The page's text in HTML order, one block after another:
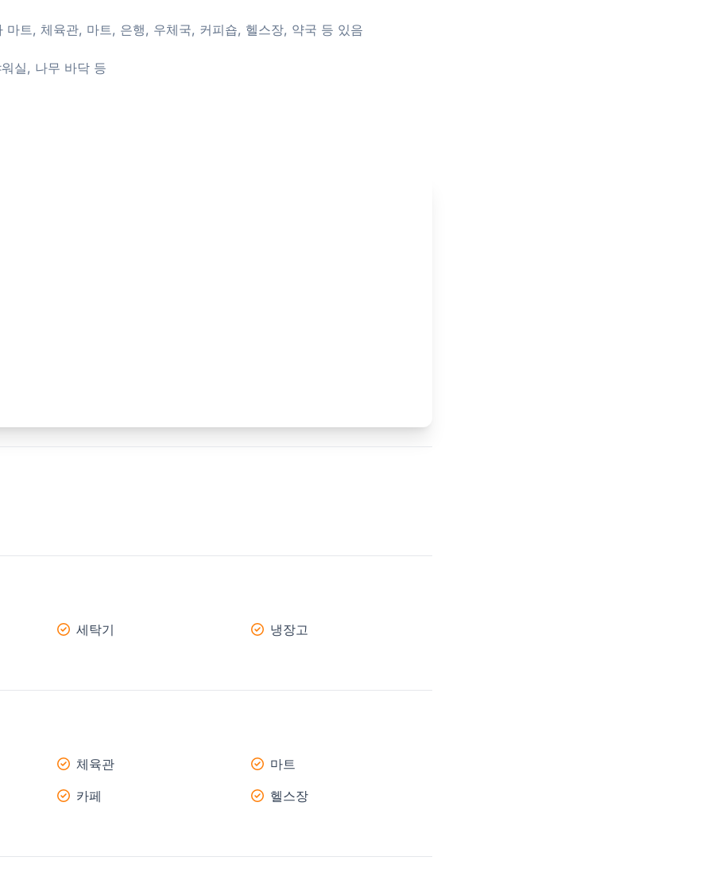
트, 체육관, 마트, 은행, 우체국, 커피숍, 헬스장, 약국 등 있음
실, 나무 바닥 등
세탁기 냉장고
체육관
마트
카페
헬스장